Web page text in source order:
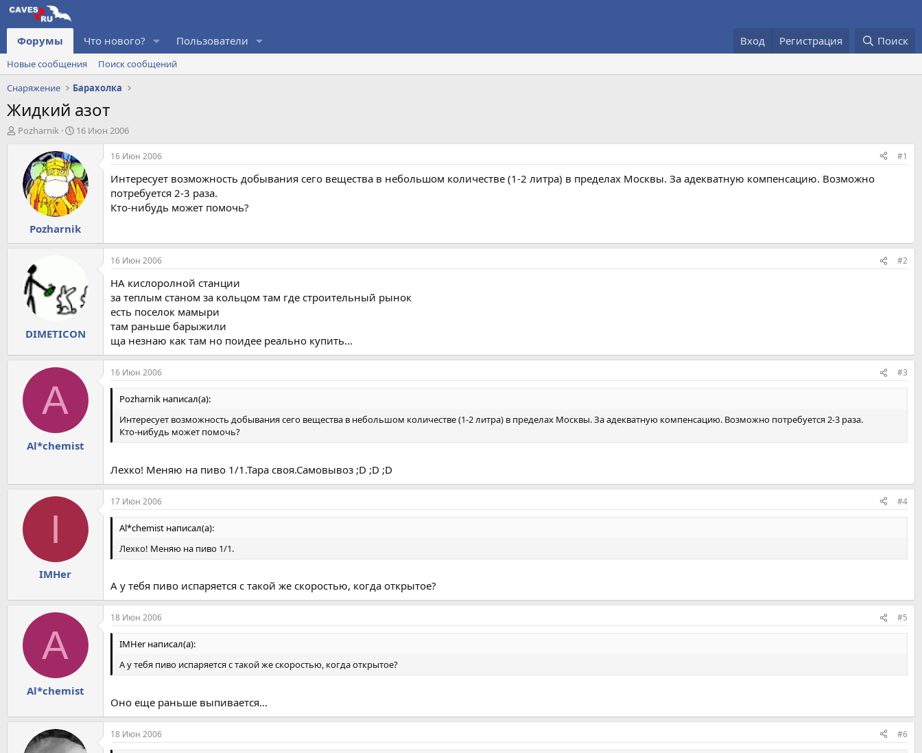
Форумы Что нового? Пользователи Вход Регистрация Поиск
Новые сообщения
Поиск сообщений
Снаряжение
Барахолка
Жидкий азот
А
Pozharnik
Д
а
н
а
ч
л
а
16 Июн 2006
Pozharnik
16 Июн 2006 #1
Интересует возможность добывания сего вещества в небольшом количестве (1-2 литра) в пределах Москвы. За адекватную компенсацию. Возможно
потребуется 2-3 раза.
Кто-нибудь может помочь?
DIMETICON
16 Июн 2006 #2
НА кислоролной станции
за теплым станом за кольцом там где строительный рынок
есть поселок мамыри
там раньше барыжили
ща незнаю как там но поидее реально купить...
A
Al*chemist
16 Июн 2006 #3
Pozharnik написал(а):
Интересует возможность добывания сего вещества в небольшом количестве (1-2 литра) в пределах Москвы. За адекватную компенсацию. Возможно потребуется 2-3 раза.
Кто-нибудь может помочь?
Лехко! Меняю на пиво 1/1.Тара своя.Самовывоз ;D ;D ;D
I
IMHer
17 Июн 2006 #4
Al*chemist написал(а):
Лехко! Меняю на пиво 1/1.
А у тебя пиво испаряется с такой же скоростью, когда открытое?
A
Al*chemist
18 Июн 2006 #5
IMHer написал(а):
А у тебя пиво испаряется с такой же скоростью, когда открытое?
Оно еще раньше выпивается...
18 Июн 2006 #6